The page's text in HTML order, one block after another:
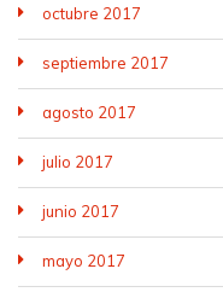
octubre 2017
septiembre 2017
agosto 2017
julio 2017
junio 2017
mayo 2017